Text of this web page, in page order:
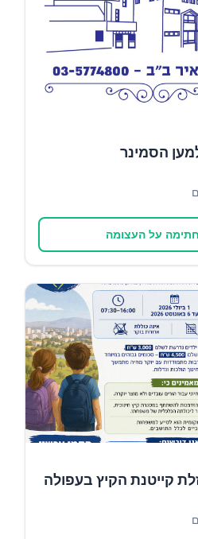
הסמינר
חתימה על העצומה
קייטנת הקיץ בעפולה